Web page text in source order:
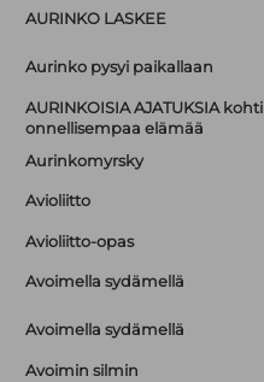
AURINKO LASKEE
Aurinko pysyi paikallaan
AURINKOISIA AJATUKSIA kohti
onnellisempaa elämää
Aurinkomyrsky
Avioliitto
Avioliitto-opas
Avoimella sydämellä
Avoimella sydämellä
Avoimin silmin